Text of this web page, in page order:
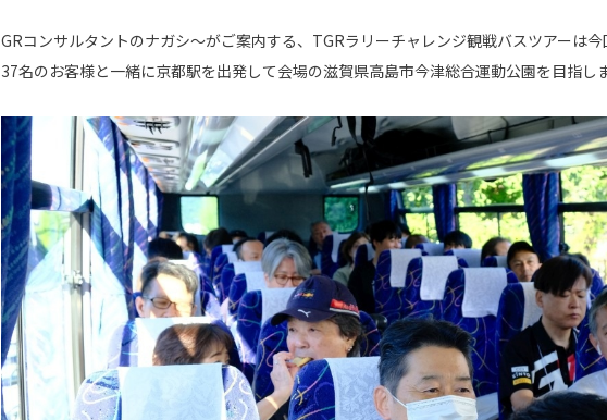
GRコンサルタントのナガシ～がご案内する、TGRラリーチャレンジ観戦バスツアーは今
37名のお客様と一緒に京都駅を出発して会場の滋賀県高島市今津総合運動公園を目指しま